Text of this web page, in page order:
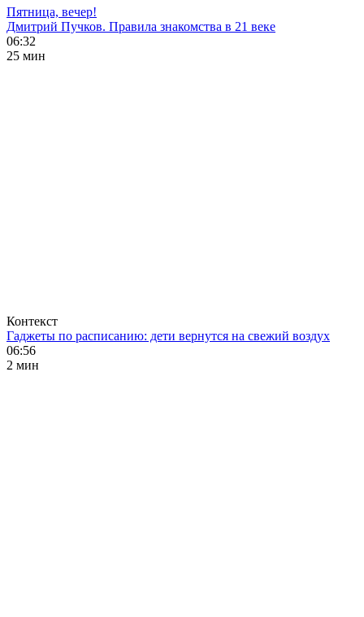
Пятница, вечер!
Дмитрий Пучков. Правила знакомства в 21 веке
06:32
25 мин
Контекст
Гаджеты по расписанию: дети вернутся на свежий воздух
06:56
2 мин